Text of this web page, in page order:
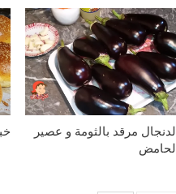
الدنجال مرقد بالثومة و عصير
الحامض